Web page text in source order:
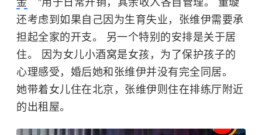
金
”用于日常开销，其余收入各自管理。 董璇
还考虑到如果自己因为生育失业，张维伊需要承
担起全家的开支。 另一个特别的安排是关于居
住。 因为女儿小酒窝是女孩，为了保护孩子的
心理感受，婚后她和张维伊并没有完全同居。
她带着女儿住在北京，张维伊则住在排练厅附近
的出租屋。